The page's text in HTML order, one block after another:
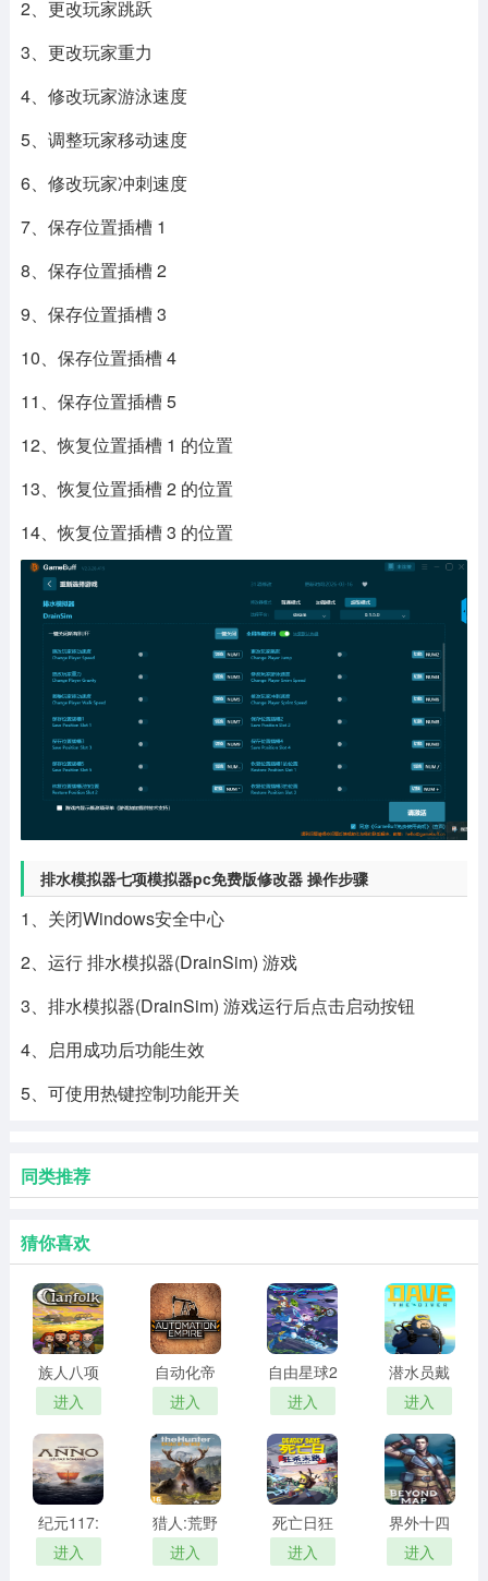
2、更改玩家跳跃
3、更改玩家重力
4、修改玩家游泳速度
5、调整玩家移动速度
6、修改玩家冲刺速度
7、保存位置插槽 1
8、保存位置插槽 2
9、保存位置插槽 3
10、保存位置插槽 4
11、保存位置插槽 5
12、恢复位置插槽 1 的位置
13、恢复位置插槽 2 的位置
14、恢复位置插槽 3 的位置
排水模拟器七项模拟器pc免费版修改器 操作步骤
1、关闭Windows安全中心
2、运行 排水模拟器(DrainSim) 游戏
3、排水模拟器(DrainSim) 游戏运行后点击启动按钮
4、启用成功后功能生效
5、可使用热键控制功能开关
同类推荐
猜你喜欢
族人八项
修改器
进入
自动化帝
国修改器
进入
自由星球2
三十一项
修改器
进入
潜水员戴
夫修改器
PC
进入
纪元117:
罗马和平
pc
进入
猎人:荒野
的召唤
进入
死亡日狂
杀末路十
一项修改
进入
界外十四
项修改器
进入